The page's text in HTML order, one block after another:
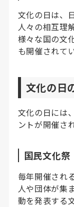
文化の日は、
人々の相互理
様々な国の文
も開催されて
文化の日
文化の日には
ントが開催さ
国民文化祭
毎年開催され
人や団体が集
動を発表する